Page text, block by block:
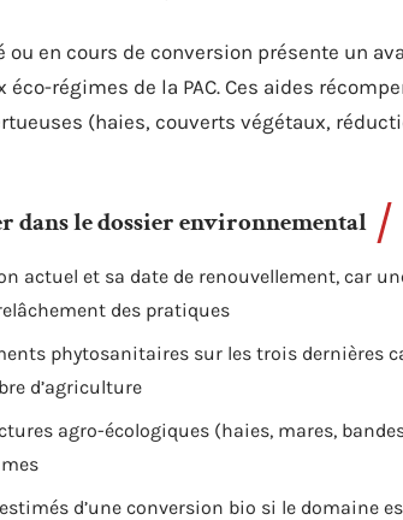
en cours de conversion présente un
régimes de la PAC. Ces aides
(haies, couverts végétaux,
dans le dossier environnemental
actuel et sa date de renouvellement, car
des pratiques
phytosanitaires sur les trois dernières
d’agriculture
agro-écologiques (haies, mares,
d’une conversion bio si le domaine